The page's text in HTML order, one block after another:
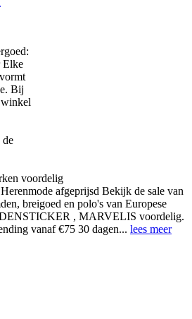
Elke
Bij
de
voordelig
afgeprijsd Bekijk de sale van
breigoed en polo's van Europese
, MARVELIS voordelig.
vanaf €75 30 dagen... lees meer